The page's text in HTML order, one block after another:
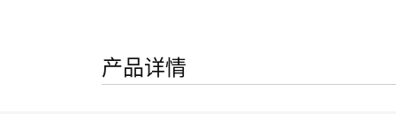
产品详情